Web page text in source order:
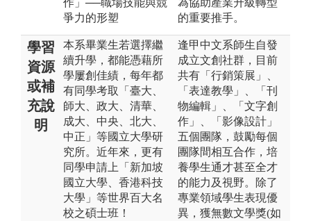
爭力的形塑
的重要推手。
學習
資源
或補
充說
明
本系畢業生若選擇繼
續升學，都能憑藉所
學屢創佳績，每年都
有同學考取「臺大、
師大、政大、清華、
成大、中央、北大、
中正」等國立大學研
究所。近年來，更有
同學申請上「新加坡
國立大學、香港科技
大學」等世界百大名
校之碩士班！
逢甲中文系師生自發
成立文創社群，目前
共有「行銷策展」、
「表達教學」、「刊
物編輯」、「文字創
作」、「影像設計」
五個團隊，鼓勵每個
團隊間相互合作，培
養學生通才甚至全才
的能力及視野。除了
專業領域學生表現優
異，獲無數文學獎(如